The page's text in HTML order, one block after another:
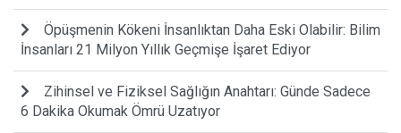
Öpüşmenin Kökeni İnsanlıktan Daha Eski Olabilir: Bilim
İnsanları 21 Milyon Yıllık Geçmişe İşaret Ediyor
Zihinsel ve Fiziksel Sağlığın Anahtarı: Günde Sadece
6 Dakika Okumak Ömrü Uzatıyor